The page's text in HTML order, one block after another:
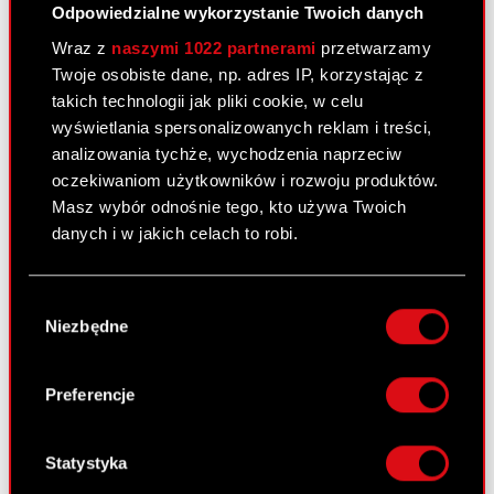
Odpowiedzialne wykorzystanie Twoich danych
Wraz z naszymi 1022 partnerami przetwarzamy
Twoje osobiste dane, np. adres IP, korzystając z
takich technologii jak pliki cookie, w celu
wyświetlania spersonalizowanych reklam i treści,
analizowania tychże, wychodzenia naprzeciw
oczekiwaniom użytkowników i rozwoju produktów.
Masz wybór odnośnie tego, kto używa Twoich
danych i w jakich celach to robi.
Gromadzić dane dotyczące Twojej
lokalizacji geograficznej z dokładnością nawet
Identyfikować Twoje urządzenie, aktywnie
analizując charakteryzującego je zbiory
palca)
zgody
Niezbędne
Preferencje
Statystyka
PDF Podwyższenie kapitału zakładowego
Raport bieżący nr 15/2011
17 lutego 2011
Dopuszczenie i wprowadzenie akcji do
obrotu na rynku regulowanym GPW
Raport bieżący nr 14/2011
PDF
Warunkowa rejestracja akcji serii K w